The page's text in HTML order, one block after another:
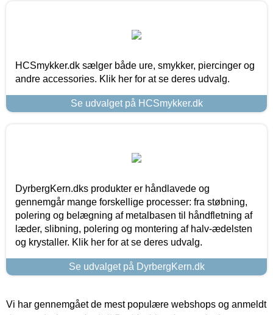
HCSmykker.dk sælger både ure, smykker, piercinger og
andre accessories. Klik her for at se deres udvalg.
Se udvalget på HCSmykker.dk
DyrbergKern.dks produkter er håndlavede og
gennemgår mange forskellige processer: fra støbning,
polering og belægning af metalbasen til håndfletning af
læder, slibning, polering og montering af halv-ædelsten
og krystaller. Klik her for at se deres udvalg.
Se udvalget på DyrbergKern.dk
Vi har gennemgået de mest populære webshops og anmeldt